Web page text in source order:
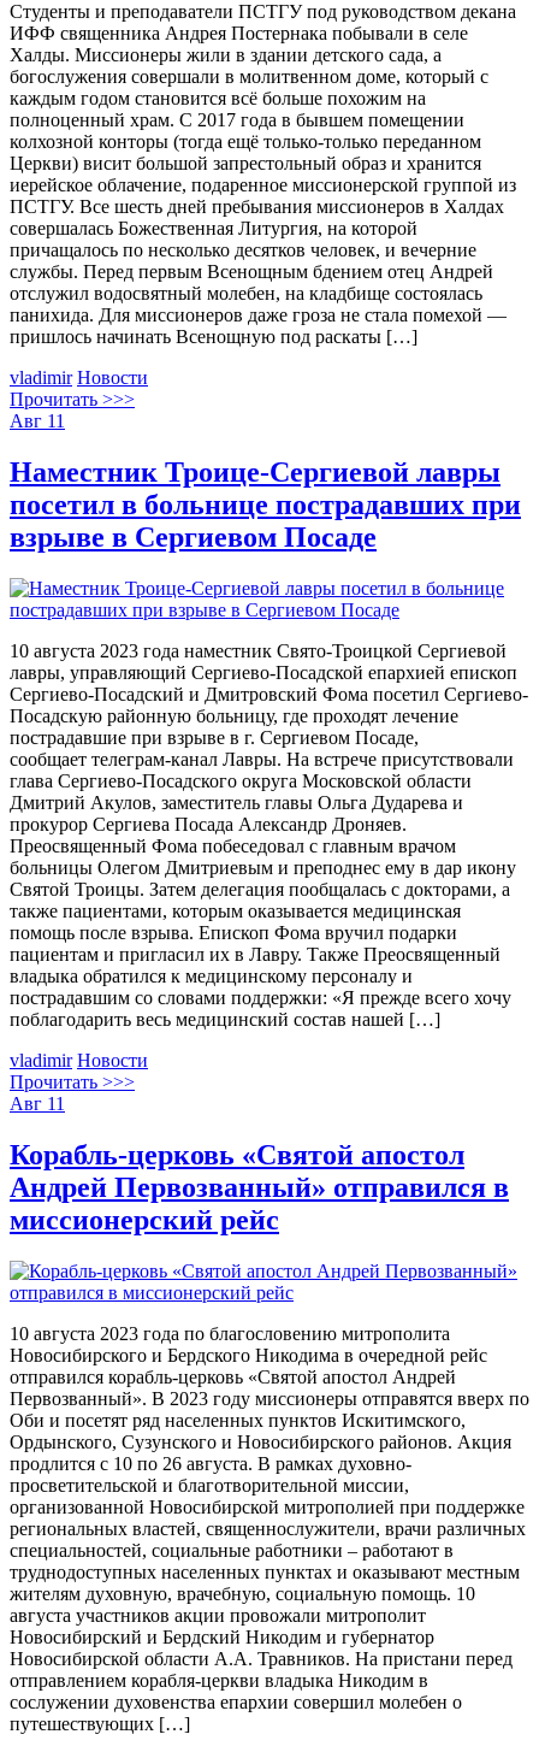
Студенты и преподаватели ПСТГУ под руководством декана
ИФФ священника Андрея Постернака побывали в селе
Халды. Миссионеры жили в здании детского сада, а
богослужения совершали в молитвенном доме, который с
каждым годом становится всё больше похожим на
полноценный храм. С 2017 года в бывшем помещении
колхозной конторы (тогда ещё только-только переданном
Церкви) висит большой запрестольный образ и хранится
иерейское облачение, подаренное миссионерской группой из
ПСТГУ. Все шесть дней пребывания миссионеров в Халдах
совершалась Божественная Литургия, на которой
причащалось по несколько десятков человек, и вечерние
службы. Перед первым Всенощным бдением отец Андрей
отслужил водосвятный молебен, на кладбище состоялась
панихида. Для миссионеров даже гроза не стала помехой —
пришлось начинать Всенощную под раскаты […]
vladimir Новости
Прочитать >>>
Авг 11
Наместник Троице-Сергиевой лавры
посетил в больнице пострадавших при
взрыве в Сергиевом Посаде
10 августа 2023 года наместник Свято-Троицкой Сергиевой
лавры, управляющий Сергиево-Посадской епархией епископ
Сергиево-Посадский и Дмитровский Фома посетил Сергиево-
Посадскую районную больницу, где проходят лечение
пострадавшие при взрыве в г. Сергиевом Посаде,
сообщает телеграм-канал Лавры. На встрече присутствовали
глава Сергиево-Посадского округа Московской области
Дмитрий Акулов, заместитель главы Ольга Дударева и
прокурор Сергиева Посада Александр Дроняев.
Преосвященный Фома побеседовал с главным врачом
больницы Олегом Дмитриевым и преподнес ему в дар икону
Святой Троицы. Затем делегация пообщалась с докторами, а
также пациентами, которым оказывается медицинская
помощь после взрыва. Епископ Фома вручил подарки
пациентам и пригласил их в Лавру. Также Преосвященный
владыка обратился к медицинскому персоналу и
пострадавшим со словами поддержки: «Я прежде всего хочу
поблагодарить весь медицинский состав нашей […]
vladimir Новости
Прочитать >>>
Авг 11
Корабль-церковь «Святой апостол
Андрей Первозванный» отправился в
миссионерский рейс
10 августа 2023 года по благословению митрополита
Новосибирского и Бердского Никодима в очередной рейс
отправился корабль-церковь «Святой апостол Андрей
Первозванный». В 2023 году миссионеры отправятся вверх по
Оби и посетят ряд населенных пунктов Искитимского,
Ордынского, Сузунского и Новосибирского районов. Акция
продлится с 10 по 26 августа. В рамках духовно-
просветительской и благотворительной миссии,
организованной Новосибирской митрополией при поддержке
региональных властей, священнослужители, врачи различных
специальностей, социальные работники – работают в
труднодоступных населенных пунктах и оказывают местным
жителям духовную, врачебную, социальную помощь. 10
августа участников акции провожали митрополит
Новосибирский и Бердский Никодим и губернатор
Новосибирской области А.А. Травников. На пристани перед
отправлением корабля-церкви владыка Никодим в
сослужении духовенства епархии совершил молебен о
путешествующих […]